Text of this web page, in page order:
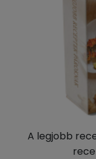
A legjobb